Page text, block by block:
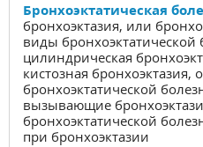
Бронхоэктатическая
бронхоэктазия, или
виды бронхоэктатической
цилиндрическая
кистозная
бронхоэктатической
вызывающие
бронхоэктатической
при бронхоэктазии